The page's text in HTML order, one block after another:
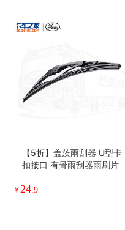
【5折】盖茨雨刮器 U型卡
扣接口 有骨雨刮器雨刷片
¥24.9